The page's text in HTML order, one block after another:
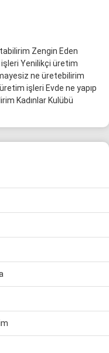
Zengin Eden
Yenilikçi üretim
ne üretebilirim
işleri Evde ne yapıp
Kadınlar Kulübü